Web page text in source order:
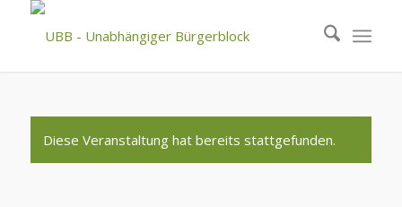
Diese Veranstaltung hat bereits stattgefunden.